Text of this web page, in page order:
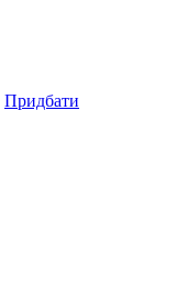
Придбати